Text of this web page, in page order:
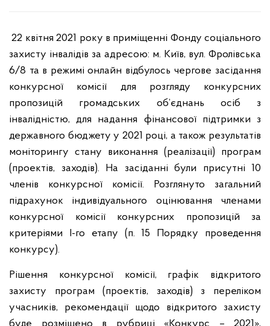
22 квітня 2021 року в приміщенні Фонду соціального
захисту інвалідів за адресою: м. Київ, вул. Фролівська
6/8 та в режимі онлайн відбулось чергове засідання
конкурсної комісії для розгляду конкурсних
пропозицій громадських об’єднань осіб з
інвалідністю, для надання фінансової підтримки з
державного бюджету у 2021 році, а також результатів
моніторингу стану виконання (реалізації) програм
(проектів, заходів). На засіданні були присутні 10
членів конкурсної комісії. Розглянуто загальний
підрахунок індивідуального оцінювання членами
конкурсної комісії конкурсних пропозицій за
критеріями І-го етапу (п. 15 Порядку проведення
конкурсу).
Рішення конкурсної комісії, графік відкритого
захисту програм (проектів, заходів) з переліком
учасників, рекомендації щодо відкритого захисту